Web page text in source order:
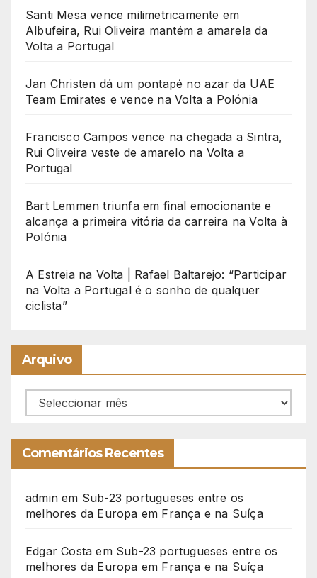
Santi Mesa vence milimetricamente em
Albufeira, Rui Oliveira mantém a amarela da
Volta a Portugal
Jan Christen dá um pontapé no azar da UAE
Team Emirates e vence na Volta a Polónia
Francisco Campos vence na chegada a Sintra,
Rui Oliveira veste de amarelo na Volta a
Portugal
Bart Lemmen triunfa em final emocionante e
alcança a primeira vitória da carreira na Volta à
Polónia
A Estreia na Volta | Rafael Baltarejo: “Participar
na Volta a Portugal é o sonho de qualquer
ciclista”
Arquivo
Arquivo
Comentários Recentes
admin em Sub-23 portugueses entre os
melhores da Europa em França e na Suíça
Edgar Costa em Sub-23 portugueses entre os
melhores da Europa em França e na Suíça